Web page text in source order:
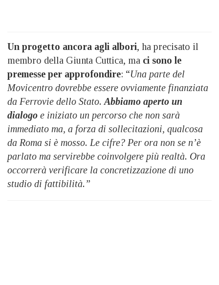
Un progetto ancora agli albori, ha precisato il
membro della Giunta Cuttica, ma ci sono le
premesse per approfondire: “Una parte del
Movicentro dovrebbe essere ovviamente finanziata
da Ferrovie dello Stato. Abbiamo aperto un
dialogo e iniziato un percorso che non sarà
immediato ma, a forza di sollecitazioni, qualcosa
da Roma si è mosso. Le cifre? Per ora non se n’è
parlato ma servirebbe coinvolgere più realtà. Ora
occorrerà verificare la concretizzazione di uno
studio di fattibilità.”